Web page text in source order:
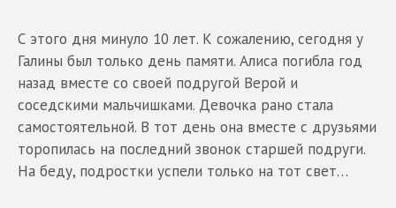
С этого дня минуло 10 лет. К сожалению, сегодня у
Галины был только день памяти. Алиса погибла год
назад вместе со своей подругой Верой и
соседскими мальчишками. Девочка рано стала
самостоятельной. В тот день она вместе с друзьями
торопилась на последний звонок старшей подруги.
На беду, подростки успели только на тот свет…